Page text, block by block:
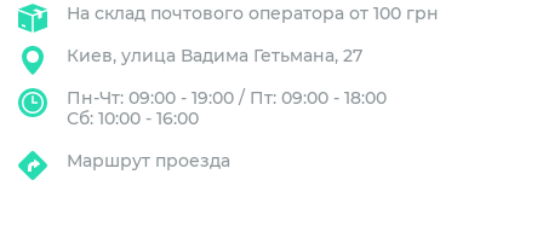
На склад почтового оператора от 100 грн
Киев, улица Вадима Гетьмана, 27
Пн-Чт: 09:00 - 19:00 / Пт: 09:00 - 18:00
Сб: 10:00 - 16:00
Маршрут проезда